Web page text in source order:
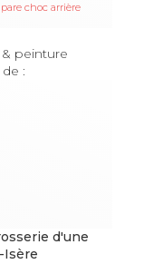
choc arrière
peinture
:
d'une
Isère